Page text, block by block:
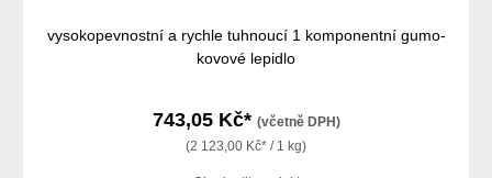
vysokopevnostní a rychle tuhnoucí 1 komponentní gumo-
kovové lepidlo
743,05 Kč* (včetně DPH)
(2 123,00 Kč* / 1 kg)